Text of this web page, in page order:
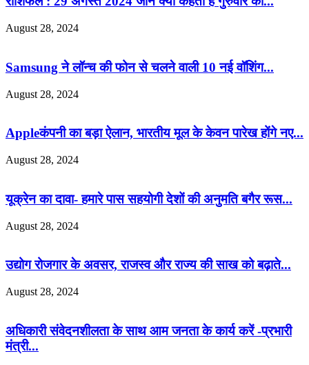
August 28, 2024
Samsung ने लॉन्च की फोन से चलने वाली 10 नई वॉशिंग...
August 28, 2024
Appleकंपनी का बड़ा ऐलान, भारतीय मूल के केवन पारेख होंगे नए...
August 28, 2024
यूक्रेन का दावा- हमारे पास सहयोगी देशों की अनुमति बगैर रूस...
August 28, 2024
उद्योग रोजगार के अवसर, राजस्व और राज्य की साख को बढ़ाते...
August 28, 2024
अधिकारी संवेदनशीलता के साथ आम जनता के कार्य करें -प्रभारी
मंत्री...